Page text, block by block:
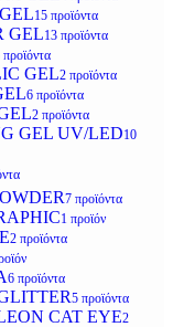
15 προϊόντα
GEL13 προϊόντα
προϊόντα
GEL2 προϊόντα
6 προϊόντα
2 προϊόντα
GEL UV/LED10
7 προϊόντα
1 προϊόν
2 προϊόντα
6 προϊόντα
5 προϊόντα
CAT EYE2